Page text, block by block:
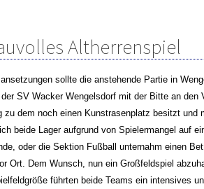
Altherrenspiel
sollte die anstehende Partie in
SV Wacker Wengelsdorf mit der Bitte an
zu dem noch einen Kunstrasenplatz besitzt
beide Lager aufgrund von Spielermangel auf
oder die Sektion Fußball unternahm einen
Ort. Dem Wunsch, nun ein Großfeldspiel
führten beide Teams ein intensives